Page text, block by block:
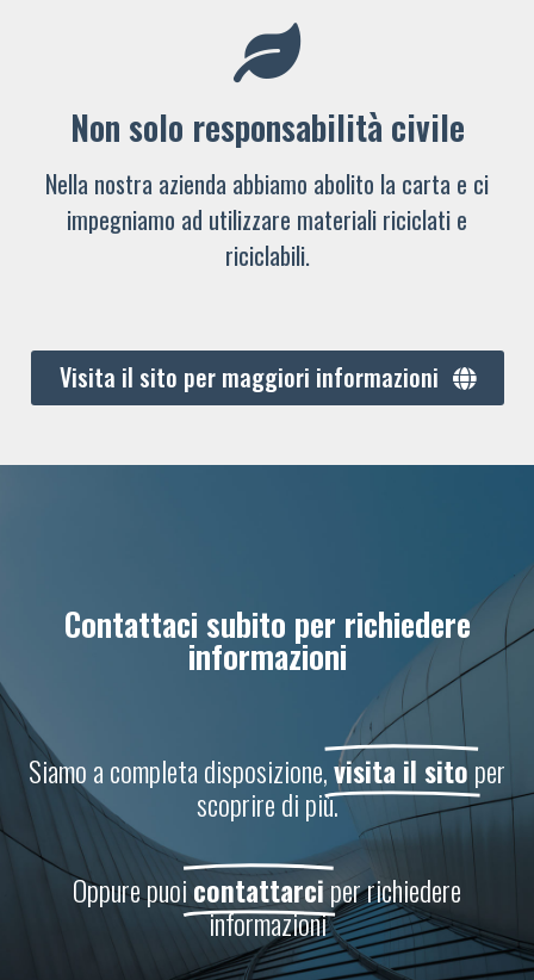
Non solo responsabilità civile
Nella nostra azienda abbiamo abolito la carta e ci
impegniamo ad utilizzare materiali riciclati e
riciclabili.
Visita il sito per maggiori informazioni
Contattaci subito per richiedere
informazioni
Siamo a completa disposizione,visita il sitoper
scoprire di più.
Oppure puoicontattarciper richiedere
informazioni